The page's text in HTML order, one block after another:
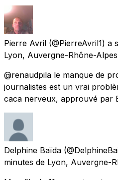
Pierre Avril (@PierreAvril1) a
Lyon, Auvergne-Rhône-Alpes
@renaudpila le manque de
journalistes est un vrai
caca nerveux, approuvé par
Delphine Baïda
minutes de Lyon, Auvergne-